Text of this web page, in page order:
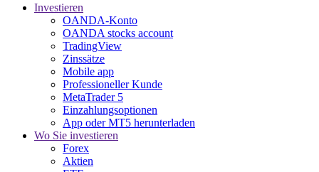
Investieren
OANDA-Konto
OANDA stocks account
TradingView
Zinssätze
Mobile app
Professioneller Kunde
MetaTrader 5
Einzahlungsoptionen
App oder MT5 herunterladen
Wo Sie investieren
Forex
Aktien